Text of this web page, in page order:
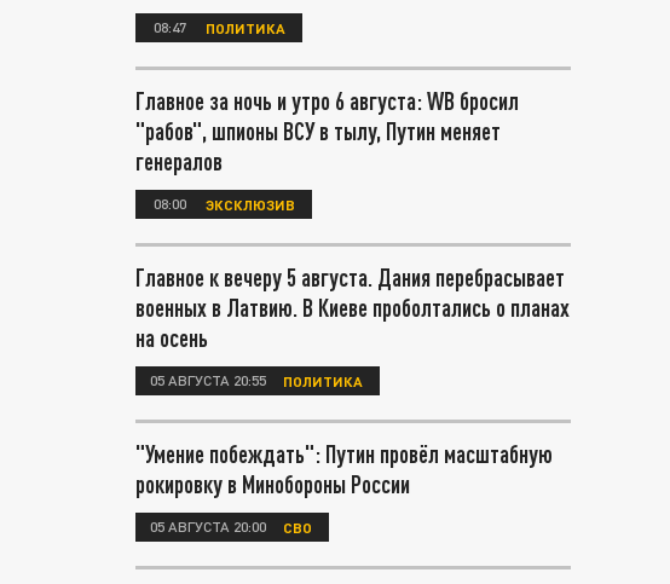
08:47 ПОЛИТИКА
Главное за ночь и утро 6 августа: WB бросил
"рабов", шпионы ВСУ в тылу, Путин меняет
генералов
08:00 ЭКСКЛЮЗИВ
Главное к вечеру 5 августа. Дания перебрасывает
военных в Латвию. В Киеве проболтались о планах
на осень
05 АВГУСТА 20:55 ПОЛИТИКА
"Умение побеждать": Путин провёл масштабную
рокировку в Минобороны России
05 АВГУСТА 20:00 СВО